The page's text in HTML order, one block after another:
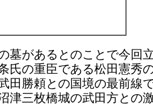
墓があるとのことで今回
氏の重臣である松田憲秀
田勝頼との国境の最前線
津三枚橋城の武田方との